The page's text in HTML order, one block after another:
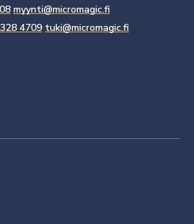
myynti@micromagic.fi
4709 tuki@micromagic.fi